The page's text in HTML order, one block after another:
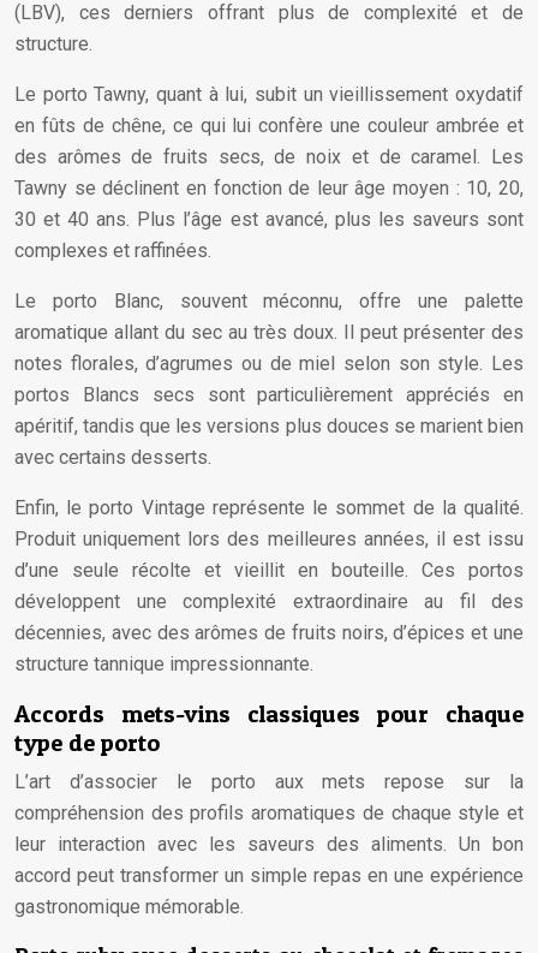
(LBV), ces derniers offrant plus de complexité et de
structure.
Le porto Tawny, quant à lui, subit un vieillissement oxydatif
en fûts de chêne, ce qui lui confère une couleur ambrée et
des arômes de fruits secs, de noix et de caramel. Les
Tawny se déclinent en fonction de leur âge moyen : 10, 20,
30 et 40 ans. Plus l’âge est avancé, plus les saveurs sont
complexes et raffinées.
Le porto Blanc, souvent méconnu, offre une palette
aromatique allant du sec au très doux. Il peut présenter des
notes florales, d’agrumes ou de miel selon son style. Les
portos Blancs secs sont particulièrement appréciés en
apéritif, tandis que les versions plus douces se marient bien
avec certains desserts.
Enfin, le porto Vintage représente le sommet de la qualité.
Produit uniquement lors des meilleures années, il est issu
d’une seule récolte et vieillit en bouteille. Ces portos
développent une complexité extraordinaire au fil des
décennies, avec des arômes de fruits noirs, d’épices et une
structure tannique impressionnante.
Accords mets-vins classiques pour chaque
type de porto
L’art d’associer le porto aux mets repose sur la
compréhension des profils aromatiques de chaque style et
leur interaction avec les saveurs des aliments. Un bon
accord peut transformer un simple repas en une expérience
gastronomique mémorable.